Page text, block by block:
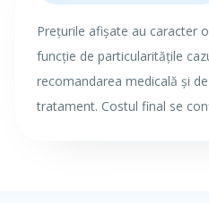
Prețurile afișate au caracter
funcție de particularitățile
recomandarea medicală și
tratament. Costul final se